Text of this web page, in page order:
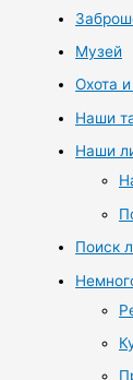
Музей
Охота
Наши
Наши
Поиск